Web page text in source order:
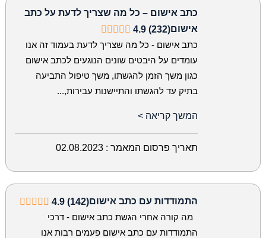
כתב אישום – כל מה שצריך לדעת על כתב
אישום4.9 (232)
כתב אישום - כל מה שצריך לדעת בעמוד זה אנו
עומדים על היבטים שונים הנוגעים לכתב אישום
כגון משך הזמן להגשתו, משך טיפול התביעה
בתיק עד להגשתו והתיישנות עבירות,...
המשך קריאה >
תאריך פרסום המאמר : 02.08.2023
התמודדות עם כתב אישום4.9 (142)
מה קורה אחרי הגשת כתב אישום - דרכי
התמודדות עם כתב אישום פעמים רבות אנו